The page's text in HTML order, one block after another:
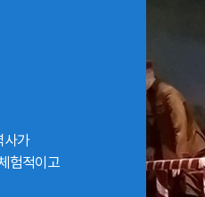
사가
험적이고